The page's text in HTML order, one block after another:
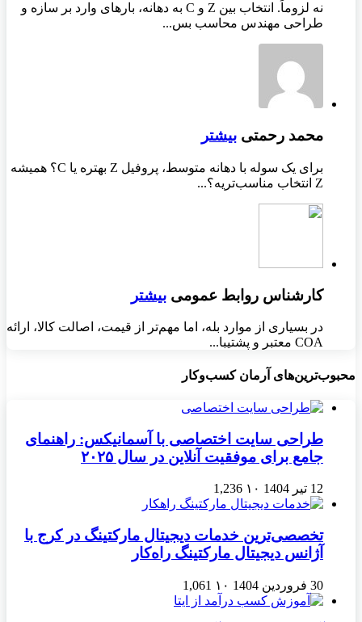
نه لزوماً. انتخاب بین Z و C به دهانه، بارهای وارد بر سازه و
طراحی مهندس محاسب بس...
محمد رحمتی بیشتر
برای یک سوله با دهانه متوسط، پروفیل Z بهتره یا C؟ همیشه
Z انتخاب مناسب‌تریه؟...
کارشناس روابط عمومی بیشتر
در بسیاری از موارد بله، اما مهم‌تر از قیمت، اصالت کالا، ارائه
COA معتبر و پشتیبا...
محبوب‌ترین‌های آرمان کسب‌وکار
طراحی سایت اختصاصی با آسمانیکس: راهنمای
جامع برای موفقیت آنلاین در سال ۲۰۲۵
12 تیر 1404 ۱۰ 1,236
تخصصی‌ترین خدمات دیجیتال مارکتینگ در کرج با
آژانس دیجیتال مارکتینگ راه‌کار
30 فروردین 1404 ۱۰ 1,061